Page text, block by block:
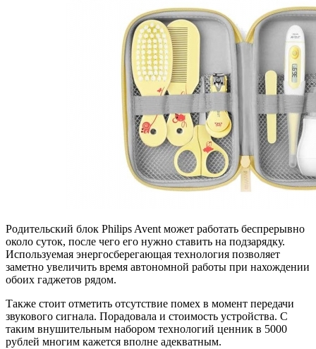
Родительский блок Philips Avent может работать беспрерывно
около суток, после чего его нужно ставить на подзарядку.
Используемая энергосберегающая технология позволяет
заметно увеличить время автономной работы при нахождении
обоих гаджетов рядом.
Также стоит отметить отсутствие помех в момент передачи
звукового сигнала. Порадовала и стоимость устройства. С
таким внушительным набором технологий ценник в 5000
рублей многим кажется вполне адекватным.